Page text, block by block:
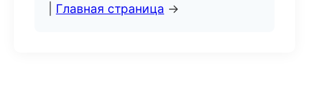
Главная страница →